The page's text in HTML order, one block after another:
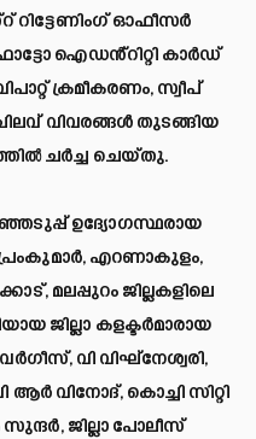
റിട്ടേണിംഗ് ഓഫീസർ
ഐഡൻ്റിറ്റി കാർഡ്
ക്രമീകരണം, സ്വീപ്
വിവരങ്ങൾ തുടങ്ങിയ
ചർച്ച ചെയ്തു.
ഉദ്യോഗസ്ഥരായ
എറണാകുളം,
മലപ്പുറം ജില്ലകളിലെ
ജില്ലാ കളക്ടർമാരായ
വി വിഘ്നേശ്വരി,
വിനോദ്, കൊച്ചി സിറ്റി
ജില്ലാ പോലീസ്